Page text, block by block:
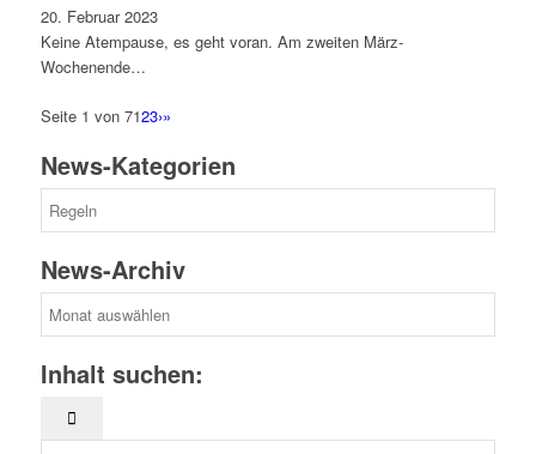
20. Februar 2023
Keine Atempause, es geht voran. Am zweiten März-
Wochenende…
Seite 1 von 7123›»
News-Kategorien
Kategorien
News-Archiv
Inhalt suchen: